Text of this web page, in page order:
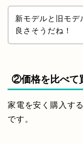
新モデルと旧モデ
良さそうだね！
②価格を比べて
家電を安く購入す
です。